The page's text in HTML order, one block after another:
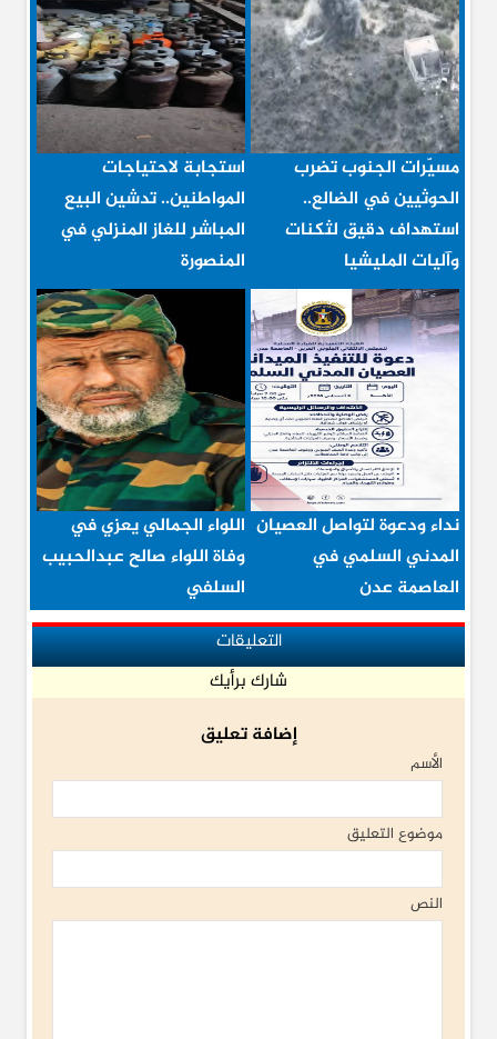
مسيّرات الجنوب تضرب
الحوثيين في الضالع..
استهداف دقيق لثكنات
وآليات المليشيا
استجابة لاحتياجات
المواطنين.. تدشين البيع
المباشر للغاز المنزلي في
المنصورة
نداء ودعوة لتواصل العصيان
المدني السلمي في
العاصمة عدن
اللواء الجمالي يعزي في
وفاة اللواء صالح عبدالحبيب
السلفي
التعليقات
شارك برأيك
إضافة تعليق
الأسم
موضوع التعليق
النص